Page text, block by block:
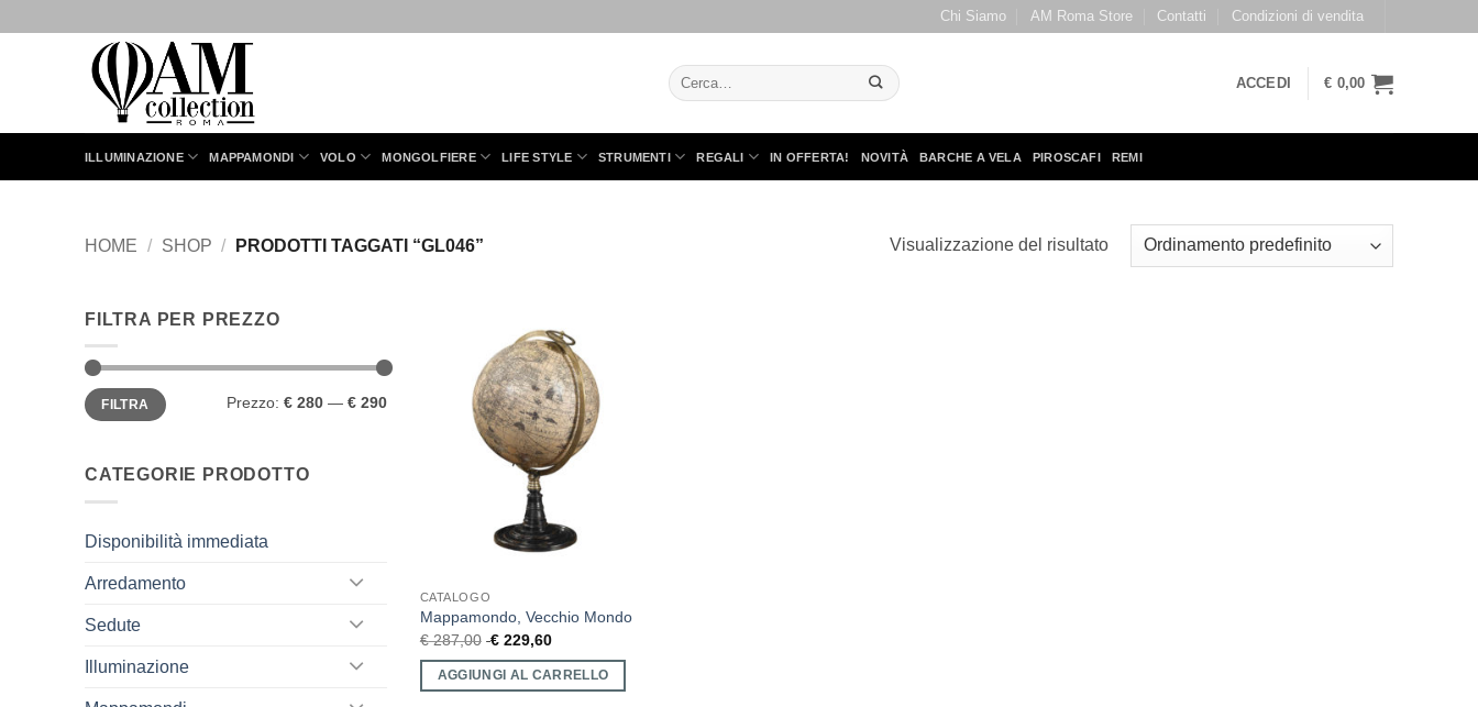
Chi Siamo AM Roma Store Contatti Condizioni di vendita
Cerca:
ACCEDI € 0,00
ILLUMINAZIONE MAPPAMONDI VOLO MONGOLFIERE LIFE STYLE STRUMENTI REGALI IN OFFERTA! NOVITÀ BARCHE A VELA PIROSCAFI REMI
HOME / SHOP / PRODOTTI TAGGATI “GL046” Visualizzazione del risultato
FILTRA PER PREZZO
Prezzo
Min
Prezzo
MaxFILTRA Prezzo: € 280 — € 290
CATEGORIE PRODOTTO
Disponibilità immediata
Arredamento
Sedute
Illuminazione
CATALOGO
Mappamondo, Vecchio Mondo
€287,00 € 229,60
AGGIUNGI AL CARRELLO